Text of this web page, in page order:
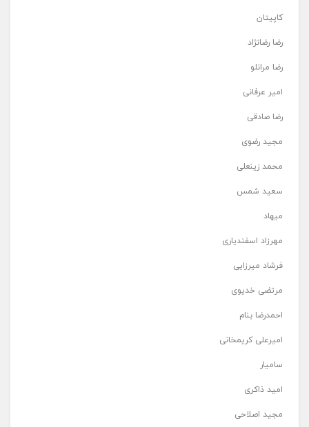
کاپیتان
رضا رضانژاد
رضا مرانلو
امیر عرفانی
رضا صادقی
مجید رضوی
محمد زینعلی
سعید شمس
میهاد
مهرزاد اسفندیاری
فرشاد میرزایی
مرتضی خدیوی
احمدرضا بنام
امیرعلی کریمخانی
سامیار
امید ذاکری
مجید اصلاحی